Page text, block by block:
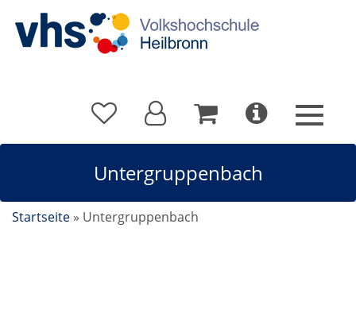
Untergruppenbach
Startseite » Untergruppenbach